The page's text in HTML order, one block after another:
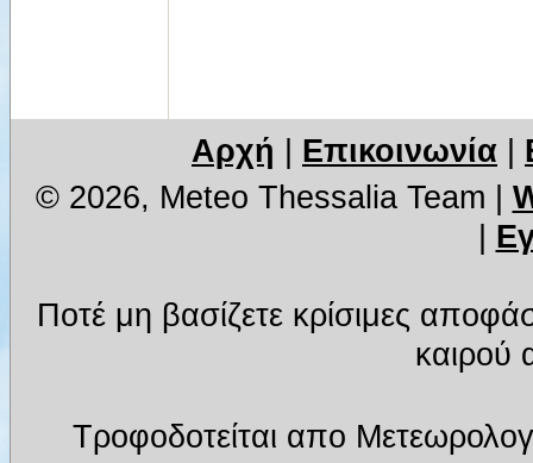
Αρχή Επικοινωνία
© 2026, Meteo Thessalia Team
Ποτέ μη βασίζετε κρίσιμες
καιρού
Τροφοδοτείται απο